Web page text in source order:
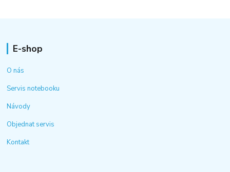
E-shop
O nás
Servis notebooku
Návody
Objednat servis
Kontakt